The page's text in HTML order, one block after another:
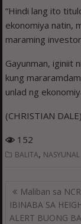
“Hindi lang ito
ekonomiya natin,
maraming
Gayunman, iginiit
kung
unlad ng
(CHRISTIAN DALE)
152
BALITA, NASYUNAL
Post
navigation
Maliban sa
IBINABA SA
ALERT BUONG